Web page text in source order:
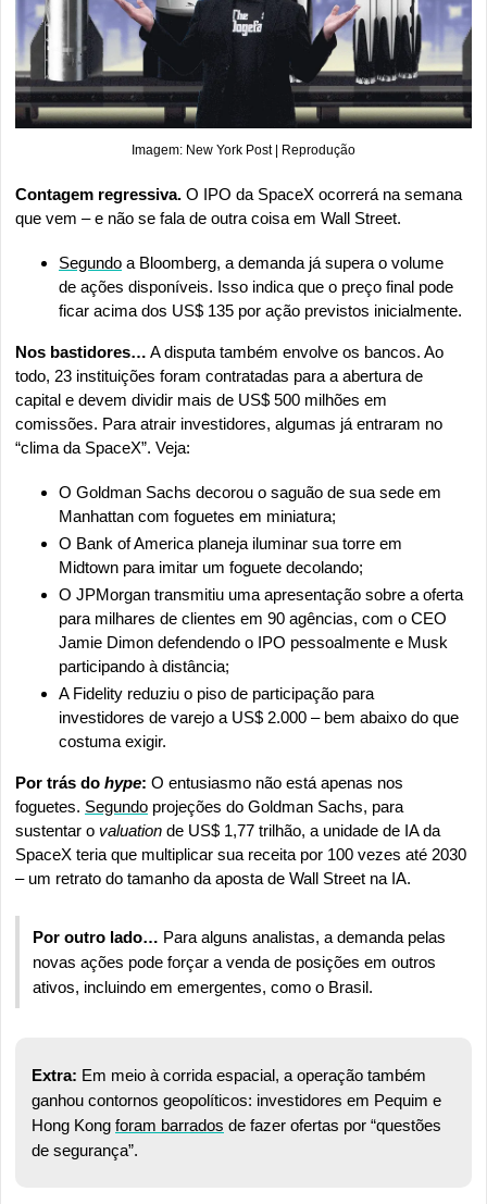
Imagem: New York Post | Reprodução
Contagem regressiva. O IPO da SpaceX ocorrerá na semana
que vem – e não se fala de outra coisa em Wall Street.
Segundo a Bloomberg, a demanda já supera o volume
de ações disponíveis. Isso indica que o preço final pode
ficar acima dos US$ 135 por ação previstos inicialmente.
Nos bastidores… A disputa também envolve os bancos. Ao
todo, 23 instituições foram contratadas para a abertura de
capital e devem dividir mais de US$ 500 milhões em
comissões. Para atrair investidores, algumas já entraram no
“clima da SpaceX”. Veja:
O Goldman Sachs decorou o saguão de sua sede em
Manhattan com foguetes em miniatura;
O Bank of America planeja iluminar sua torre em
Midtown para imitar um foguete decolando;
O JPMorgan transmitiu uma apresentação sobre a oferta
para milhares de clientes em 90 agências, com o CEO
Jamie Dimon defendendo o IPO pessoalmente e Musk
participando à distância;
A Fidelity reduziu o piso de participação para
investidores de varejo a US$ 2.000 – bem abaixo do que
costuma exigir.
Por trás do hype: O entusiasmo não está apenas nos
foguetes. Segundo projeções do Goldman Sachs, para
sustentar o valuation de US$ 1,77 trilhão, a unidade de IA da
SpaceX teria que multiplicar sua receita por 100 vezes até 2030
– um retrato do tamanho da aposta de Wall Street na IA.
Por outro lado… Para alguns analistas, a demanda pelas
novas ações pode forçar a venda de posições em outros
ativos, incluindo em emergentes, como o Brasil.
Extra: Em meio à corrida espacial, a operação também
ganhou contornos geopolíticos: investidores em Pequim e
Hong Kong foram barrados de fazer ofertas por “questões
de segurança”.